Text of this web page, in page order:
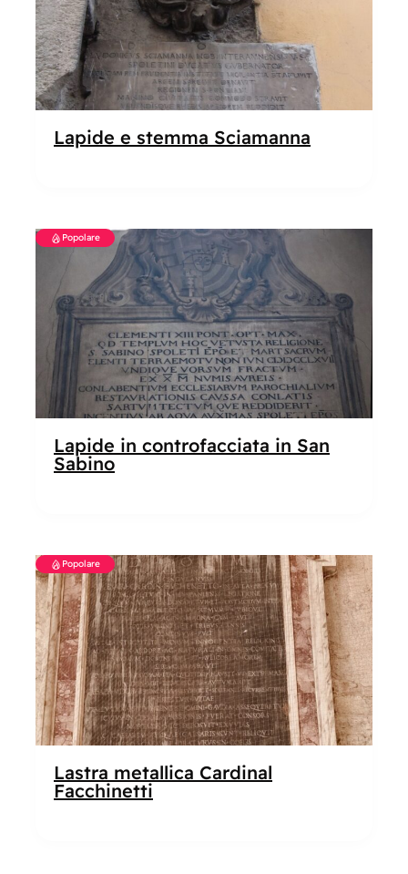
Lapide e stemma Sciamanna
Popolare
Lapide in controfacciata in San
Sabino
Popolare
Lastra metallica Cardinal
Facchinetti